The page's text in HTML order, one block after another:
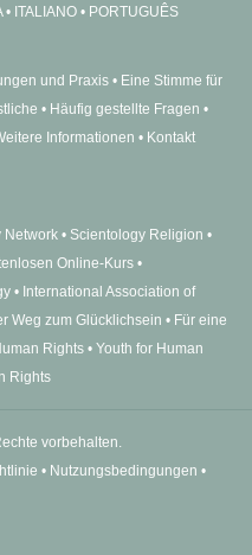
ITALIANO PORTUGUÊS
und Praxis
Eine Stimme für
Häufig gestellte Fragen
Informationen
Kontakt
Network
Scientology Religion
Online-Kurs
International Association of
Weg zum Glücklichsein
Für eine
Rights
Youth for Human
Rights
vorbehalten.
• Nutzungsbedingungen •